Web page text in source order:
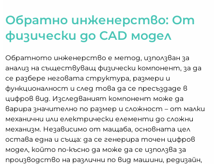
Обратно инженерство: От
физически до CAD модел
Обратното инженерство е метод, използван за
анализ на съществуващ физически компонент, за да
се разбере неговата структура, размери и
функционалност и след това да се пресъздаде в
цифров вид. Изследваният компонент може да
варира значително по размер и сложност – от малки
механични или електрически елементи до сложни
механизм. Независимо от мащаба, основната цел
остава една и съща: да се генерира точен цифров
модел, който по-късно да може да се използва за
производство на различни по вид машини, редизайн,